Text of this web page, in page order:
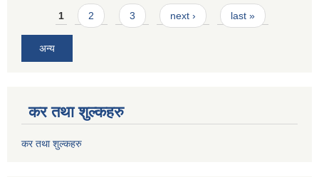
Pages
1 2 3 next › last »
अन्य
कर तथा शुल्कहरु
कर तथा शुल्कहरु